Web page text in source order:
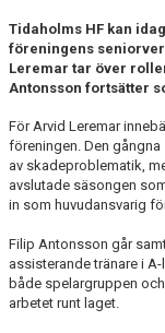
MEDLEM
THF UNGDOMSPOLICY
PROFILKLÄDER
BILDGALLERI
TRISSBOLAGET
Tidaholms HF kan
föreningens
Leremar tar över
Antonsson fortsätter
För Arvid Leremar
föreningen. Den
av skadeproblematik,
avslutade säsongen
in som huvudansvarig
Filip Antonsson går
assisterande tränare i
både spelargruppen
arbetet runt laget.